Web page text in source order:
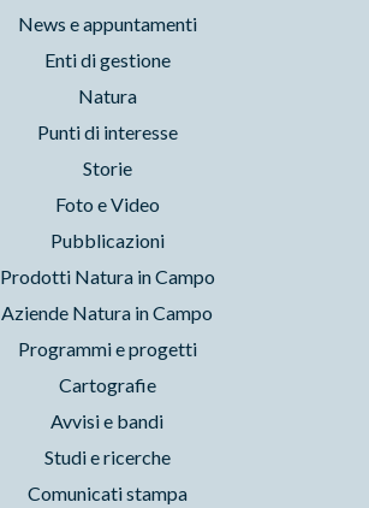
News e appuntamenti
Enti di gestione
Natura
Punti di interesse
Storie
Foto e Video
Pubblicazioni
Prodotti Natura in Campo
Aziende Natura in Campo
Programmi e progetti
Cartografie
Avvisi e bandi
Studi e ricerche
Comunicati stampa